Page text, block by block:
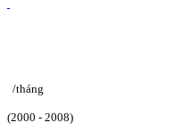
/tháng
(2000 - 2008)